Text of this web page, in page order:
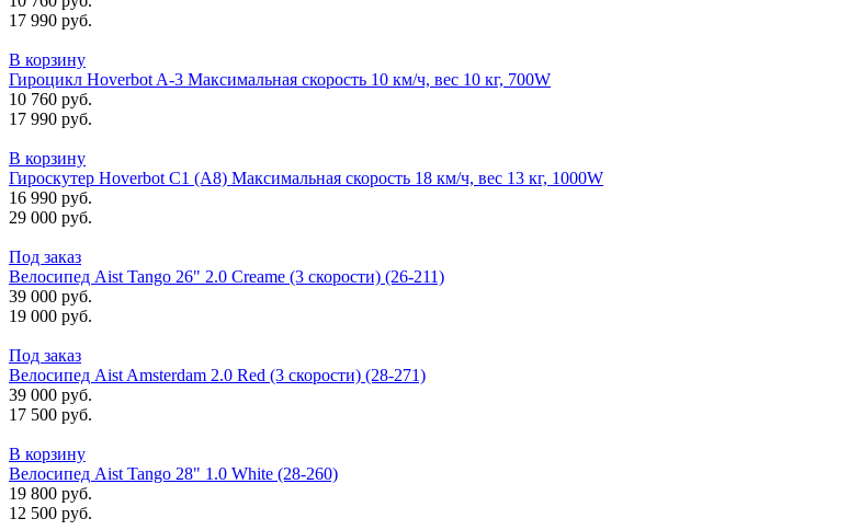
17 990 руб.
В корзину
Гироцикл Hoverbot A-3 Максимальная скорость 10 км/ч, вес 10 кг, 700W
10 760 руб.
17 990 руб.
В корзину
Гироскутер Hoverbot C1 (А8) Максимальная скорость 18 км/ч, вес 13 кг, 1000W
16 990 руб.
29 000 руб.
Под заказ
Велосипед Aist Tango 26" 2.0 Creame (3 скорости) (26-211)
39 000 руб.
19 000 руб.
Под заказ
Велосипед Aist Amsterdam 2.0 Red (3 скорости) (28-271)
39 000 руб.
17 500 руб.
В корзину
Велосипед Aist Tango 28" 1.0 White (28-260)
19 800 руб.
12 500 руб.